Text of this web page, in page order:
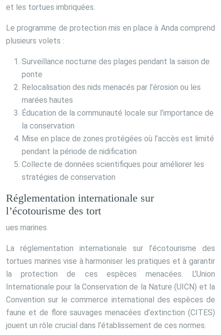
et les tortues imbriquées.
Le programme de protection mis en place à Anda comprend
plusieurs volets :
Surveillance nocturne des plages pendant la saison de
ponte
Relocalisation des nids menacés par l’érosion ou les
marées hautes
Éducation de la communauté locale sur l’importance de
la conservation
Mise en place de zones protégées où l’accès est limité
pendant la période de nidification
Collecte de données scientifiques pour améliorer les
stratégies de conservation
Réglementation internationale sur
l’écotourisme des tort
ues marines
La réglementation internationale sur l’écotourisme des
tortues marines vise à harmoniser les pratiques et à garantir
la protection de ces espèces menacées. L’Union
Internationale pour la Conservation de la Nature (UICN) et la
Convention sur le commerce international des espèces de
faune et de flore sauvages menacées d’extinction (CITES)
jouent un rôle crucial dans l’établissement de ces normes.